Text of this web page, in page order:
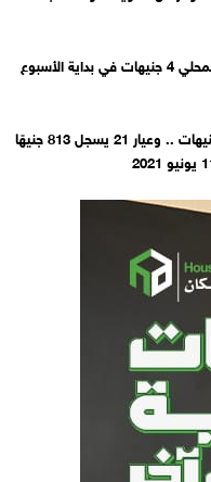
انخفاض أسعار الذهب المحلي 4 جنيهات في بداية الأسبوع
ارتفاع أسعار الذهب 4 جنيهات .. وعيار 21 يسجل 813 جنيهًا